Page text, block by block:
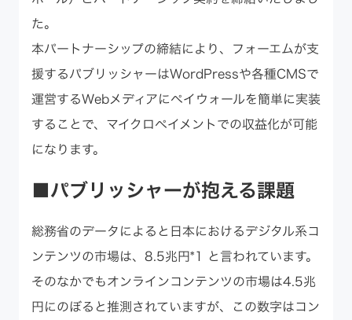
た。
本パートナーシップの締結により、フォーエムが支
援するパブリッシャーはWordPressや各種CMSで
運営するWebメディアにペイウォールを簡単に実装
することで、マイクロペイメントでの収益化が可能
になります。
■パブリッシャーが抱える課題
総務省のデータによると日本におけるデジタル系コ
ンテンツの市場は、8.5兆円*1 と言われています。
そのなかでもオンラインコンテンツの市場は4.5兆
円にのぼると推測されていますが、この数字はコン